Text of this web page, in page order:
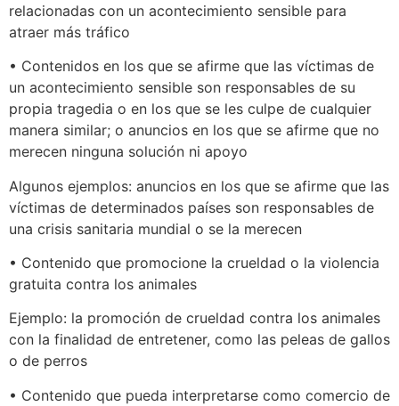
relacionadas con un acontecimiento sensible para
atraer más tráfico
• Contenidos en los que se afirme que las víctimas de
un acontecimiento sensible son responsables de su
propia tragedia o en los que se les culpe de cualquier
manera similar; o anuncios en los que se afirme que no
merecen ninguna solución ni apoyo
Algunos ejemplos: anuncios en los que se afirme que las
víctimas de determinados países son responsables de
una crisis sanitaria mundial o se la merecen
• Contenido que promocione la crueldad o la violencia
gratuita contra los animales
Ejemplo: la promoción de crueldad contra los animales
con la finalidad de entretener, como las peleas de gallos
o de perros
• Contenido que pueda interpretarse como comercio de